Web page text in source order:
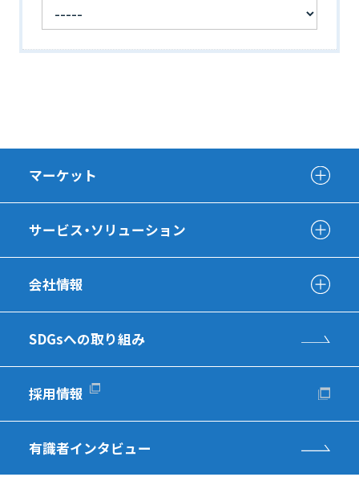
マーケット
サービス・ソリューション
会社情報
SDGsへの取り組み
採用情報
有識者インタビュー